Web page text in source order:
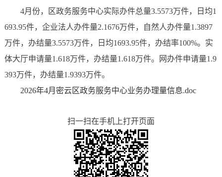
4月份，区政务服务中心实际办件总量3.5573万件，日均1
693.95件，企业法人办件量2.1676万件，自然人办件量1.3897
万件，办结量3.5573万件，日均1693.95件，办结率100%。实
体大厅申请量1.618万件，办结量1.618万件。网办件申请量1.9
393万件，办结量1.9393万件。
2026年4月密云区政务服务中心业务办理量信息.doc
扫一扫在手机上打开页面